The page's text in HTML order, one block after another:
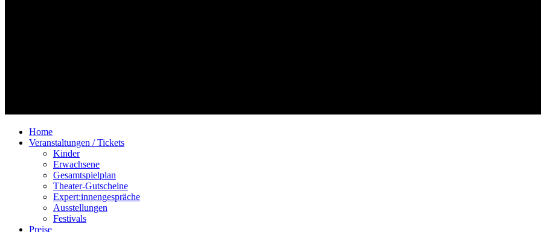
Home
Veranstaltungen / Tickets
Kinder
Erwachsene
Gesamtspielplan
Theater-Gutscheine
Expert:innengespräche
Ausstellungen
Festivals
Preise